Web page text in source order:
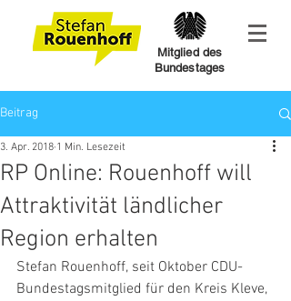
Mitglied des
Bundestages
Beitrag
RP Online: Rouenhoff will
Attraktivität ländlicher
Region erhalten
3. Apr. 2018 1 Min. Lesezeit
Stefan Rouenhoff, seit Oktober CDU-
Bundestagsmitglied für den Kreis Kleve,